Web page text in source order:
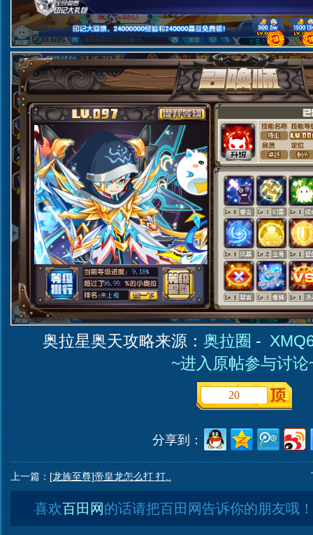
奥拉星奥天攻略来源： 奥拉圈 -
~进入原帖参与讨论
20
分享到：
上一篇： [龙族至尊]帝皇龙怎么打 打..
喜欢百田网的话请把百田网告诉你的朋友哦